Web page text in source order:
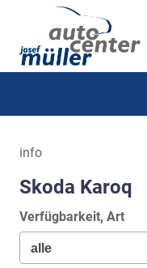
info
Skoda Karoq
Verfügbarkeit, Art